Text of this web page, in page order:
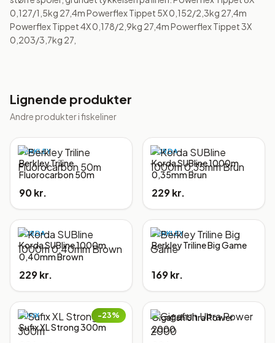
0,127/1,5kg 27,4m Powerflex Tippet 5X 0,152/2,3kg 27,4m
Powerflex Tippet 4X 0,178/2,9kg 27,4m Powerflex Tippet 3X
0,203/3,7kg 27,
Lignende produkter
Andre produkter ifiskeliner
BERKLEY
Berkley Triline
Fluorocarbon 50m
90 kr.
KORDA
Korda SUBline 1000m
0,35mm Brun
229 kr.
KORDA
Korda SUBline 1000m
0,40mm Brown
229 kr.
BERKLEY
Berkley Triline Big Game
169 kr.
−23%
SUFIX
Sufix XL Strong 300m
Gigafish Ultra Power
2000